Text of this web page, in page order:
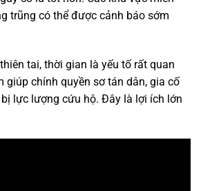
trũng có thể được cảnh báo sớm
tai, thời gian là yếu tố rất quan
giúp chính quyền sơ tán dân, gia cố
lực lượng cứu hộ. Đây là lợi ích lớn